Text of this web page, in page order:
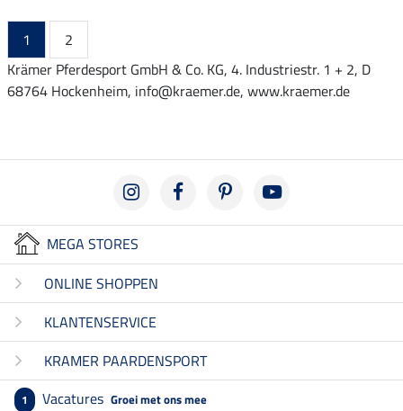
1
2
Krämer Pferdesport GmbH & Co. KG, 4. Industriestr. 1 + 2, D
68764 Hockenheim, info@kraemer.de, www.kraemer.de
MEGA STORES
ONLINE SHOPPEN
KLANTENSERVICE
KRAMER PAARDENSPORT
1 Vacatures Groei met ons mee